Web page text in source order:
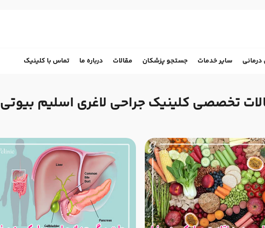
درمانی سایر خدمات جستجو پزشکان مقالات درباره ما تماس با کلینیک
تخصصی کلینیک جراحی لاغری اسلیم بیوتی